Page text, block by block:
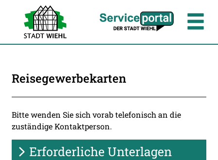
Zum Hauptinhalt springen
Zum Header
Zum Hauptinhalt
Zum Footer
Reisegewerbekarten
Beschreibung
Bitte wenden Sie sich vorab telefonisch an die
zuständige Kontaktperson.
Erforderliche Unterlagen